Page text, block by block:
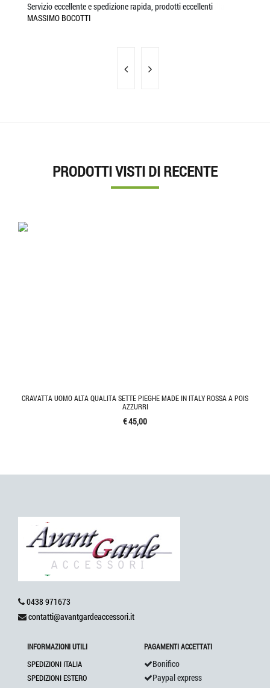
Servizio eccellente e spedizione rapida, prodotti eccellenti
MASSIMO BOCOTTI
PRODOTTI VISTI DI RECENTE
'.'
CRAVATTA UOMO ALTA QUALITA SETTE PIEGHE MADE IN ITALY ROSSA A POIS
AZZURRI
€ 45,00
0438 971673
contatti@avantgardeaccessori.it
INFORMAZIONI UTILI
SPEDIZIONI ITALIA
SPEDIZIONI ESTERO
PAGAMENTI ACCETTATI
Bonifico
Paypal express